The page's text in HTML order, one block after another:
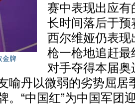
金牌
赛中表现出应
长时间落后于
西尔维娅仍表
枪一枪地追赶
对手夺得本届
喻丹以微弱的劣势屈居
。“中国红”为中国军团